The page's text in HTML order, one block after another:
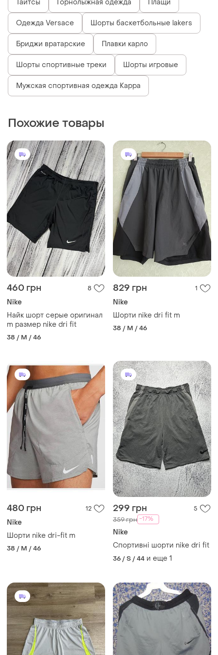
Тайтсы Горнолыжная одежда Плащи
Одежда Versace Шорты баскетбольные lakers
Бриджи вратарские Плавки карло
Шорты спортивные треки Шорты игровые
Мужская спортивная одежда Kappa
Похожие товары
460 грн 8
Nike
Найк шорт серые оригинал
m размер nike dri fit
38 / M / 46
829 грн 1
Nike
Шорти nike dri fit m
38 / M / 46
480 грн 12
Nike
Шорти nike dri-fit m
38 / M / 46
299 грн 5
359 грн -17%
Nike
Спортивні шорти nike dri fit
36 / S / 44 и еще 1